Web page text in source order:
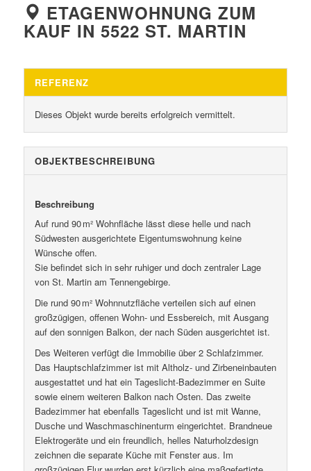
ETAGENWOHNUNG ZUM
KAUF IN 5522 ST. MARTIN
REFERENZ
Dieses Objekt wurde bereits erfolgreich vermittelt.
OBJEKT­BESCHREIBUNG
Beschreibung
Auf rund 90 m² Wohnfläche lässt diese helle und nach
Südwesten ausgerichtete Eigentumswohnung keine
Wünsche offen.
Sie befindet sich in sehr ruhiger und doch zentraler Lage
von St. Martin am Tennengebirge.
Die rund 90 m² Wohnnutzfläche verteilen sich auf einen
großzügigen, offenen Wohn- und Essbereich, mit Ausgang
auf den sonnigen Balkon, der nach Süden ausgerichtet ist.
Des Weiteren verfügt die Immobilie über 2 Schlafzimmer.
Das Hauptschlafzimmer ist mit Altholz- und Zirbeneinbauten
ausgestattet und hat ein Tageslicht-Badezimmer en Suite
sowie einem weiteren Balkon nach Osten. Das zweite
Badezimmer hat ebenfalls Tageslicht und ist mit Wanne,
Dusche und Waschmaschinenturm eingerichtet. Brandneue
Elektrogeräte und ein freundlich, helles Naturholzdesign
zeichnen die separate Küche mit Fenster aus. Im